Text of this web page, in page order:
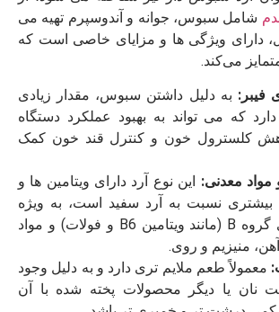
شامل سبوس، جوانه و آندوسپرم تهیه می
دارای ویژگی‌ ها و مزایای خاصی است که
می‌کند.
فیبر: به دلیل داشتن سبوس، مقدار زیادی
که می‌ تواند به بهبود عملکرد دستگاه
کلسترول خون و کنترل قند خون کمک
مواد معدنی: این نوع آرد دارای ویتامین ‌ها و
بیشتری نسبت به آرد سفید است، به ویژه
ویتامین‌ های گروه B (مانند ویتامین B6 و فولات) و مواد
منیزیم و روی.
معمولاً طعم ملایم‌ تری دارد و به دلیل وجود
نان یا دیگر محصولات پخته شده با آن